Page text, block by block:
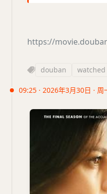
https://
douban watched
09:25 · 2026年3月30日 · 周